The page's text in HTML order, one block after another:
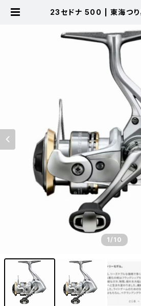
23セドナ 500 | 東海つ
1/10